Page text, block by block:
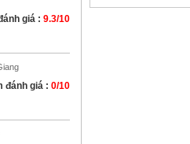
giá : 9.3/10
đánh giá : 0/10